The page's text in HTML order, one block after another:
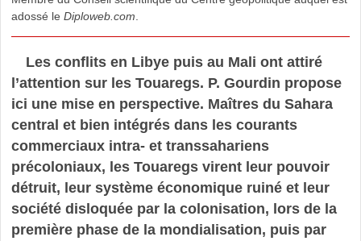
adossé le Diploweb.com
Les conflits en Libye puis au Mali ont attiré
l’attention sur les Touaregs. P. Gourdin propose
ici une mise en perspective. Maîtres du Sahara
central et bien intégrés dans les courants
commerciaux intra- et transsahariens
précoloniaux, les Touaregs virent leur pouvoir
détruit, leur système économique ruiné et leur
société disloquée par la colonisation, lors de la
première phase de la mondialisation, puis par